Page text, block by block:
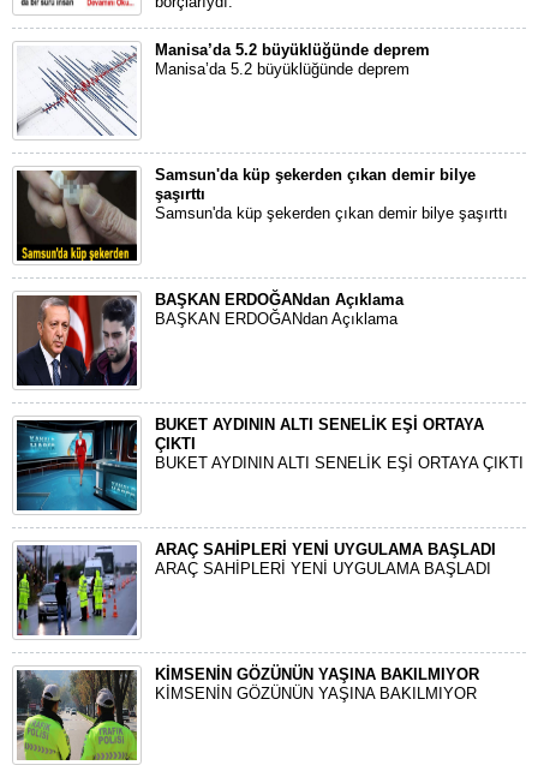
Manisa’da 5.2 büyüklüğünde deprem
Manisa’da 5.2 büyüklüğünde deprem
Samsun'da küp şekerden çıkan demir bilye
şaşırttı
Samsun'da küp şekerden çıkan demir bilye şaşırttı
BAŞKAN ERDOĞANdan Açıklama
BAŞKAN ERDOĞANdan Açıklama
BUKET AYDININ ALTI SENELİK EŞİ ORTAYA
ÇIKTI
BUKET AYDININ ALTI SENELİK EŞİ ORTAYA ÇIKTI
ARAÇ SAHİPLERİ YENİ UYGULAMA BAŞLADI
ARAÇ SAHİPLERİ YENİ UYGULAMA BAŞLADI
KİMSENİN GÖZÜNÜN YAŞINA BAKILMIYOR
KİMSENİN GÖZÜNÜN YAŞINA BAKILMIYOR